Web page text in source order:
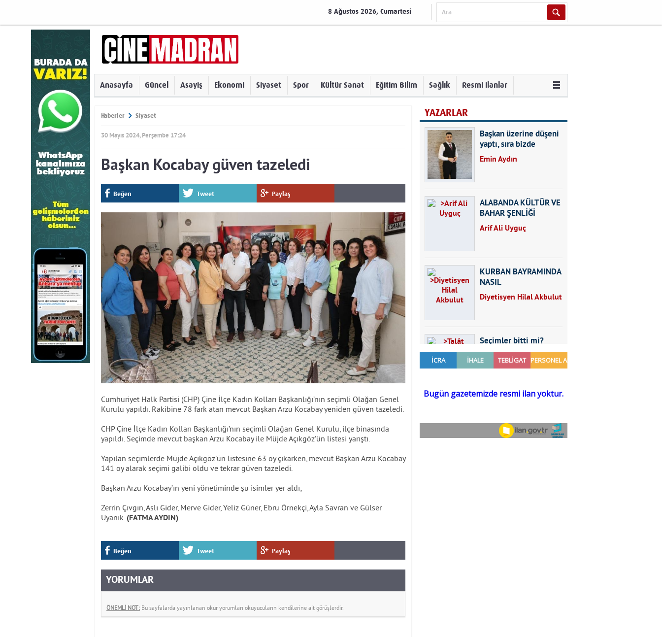
8 Ağustos 2026, Cumartesi
Anasayfa Güncel Asayiş Ekonomi Siyaset Spor Kültür Sanat Eğitim Bilim Sağlık Resmi ilanlar
Haberler Siyaset
30 Mayıs 2024, Perşembe 17:24
Başkan Kocabay güven tazeledi
Beğen Tweet Paylaş
Cumhuriyet Halk Partisi (CHP) Çine İlçe Kadın Kolları Başkanlığı’nın seçimli Olağan Genel
Kurulu yapıldı. Rakibine 78 fark atan mevcut Başkan Arzu Kocabay yeniden güven tazeledi.
CHP Çine İlçe Kadın Kolları Başkanlığı’nın seçimli Olağan Genel Kurulu, ilçe binasında
yapıldı. Seçimde mevcut başkan Arzu Kocabay ile Müjde Açıkgöz’ün listesi yarıştı.
Yapılan seçimlerde Müjde Açıkgöz’ün listesine 63 oy çıkarken, mevcut Başkan Arzu Kocabay
141 oy alarak seçimi galibi oldu ve tekrar güven tazeledi.
Başkan Arzu Kocabay’ın yeni yönetiminde şu isimler yer aldı;
Zerrin Çıvgın, Aslı Gider, Merve Gider, Yeliz Güner, Ebru Örnekçi, Ayla Savran ve Gülser
Uyanık. (FATMA AYDIN)
Beğen Tweet Paylaş
YORUMLAR
ÖNEMLİ NOT: Bu sayfalarda yayınlanan okur yorumları okuyucuların kendilerine ait görüşlerdir.
YAZARLAR
Başkan üzerine düşeni
yaptı, sıra bizde
Emin Aydın
ALABANDA KÜLTÜR VE
BAHAR ŞENLİĞİ
Arif Ali Uyguç
KURBAN BAYRAMINDA
NASIL
BESLENMELİYİZ?
Diyetisyen Hilal Akbulut
Seçimler bitti mi?
Talât Yörük
Sezgin MADRAN